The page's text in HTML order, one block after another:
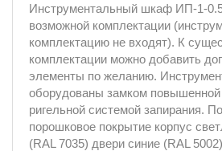
Инструментальный шкаф ИП-1-
возможной комплектации
комплектацию не входят). К
комплектации можно добавить
элементы по желанию.
оборудованы замком повышенной
ригельной системой запирания.
порошковое покрытие корпус
(RAL 7035) двери синие (RAL